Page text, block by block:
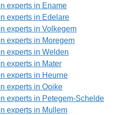
experts in Ename
experts in Edelare
experts in Volkegem
experts in Moregem
experts in Welden
experts in Mater
experts in Heurne
experts in Ooike
experts in Petegem-Schelde
experts in Mullem